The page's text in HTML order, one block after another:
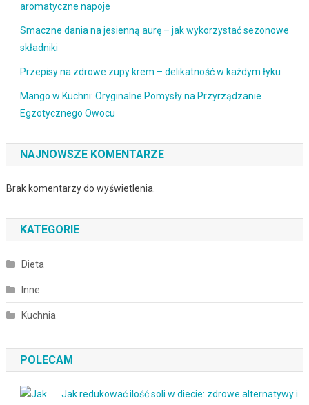
aromatyczne napoje
Smaczne dania na jesienną aurę – jak wykorzystać sezonowe
składniki
Przepisy na zdrowe zupy krem – delikatność w każdym łyku
Mango w Kuchni: Oryginalne Pomysły na Przyrządzanie
Egzotycznego Owocu
NAJNOWSZE KOMENTARZE
Brak komentarzy do wyświetlenia.
KATEGORIE
Dieta
Inne
Kuchnia
POLECAM
Jak redukować ilość soli w diecie: zdrowe alternatywy i